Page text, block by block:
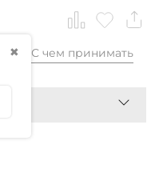
✖ С чем принимать